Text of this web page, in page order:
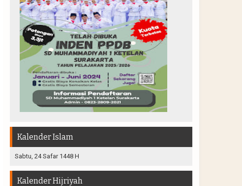
Kalender Islam
Sabtu, 24 Safar 1448 H
Kalender Hijriyah